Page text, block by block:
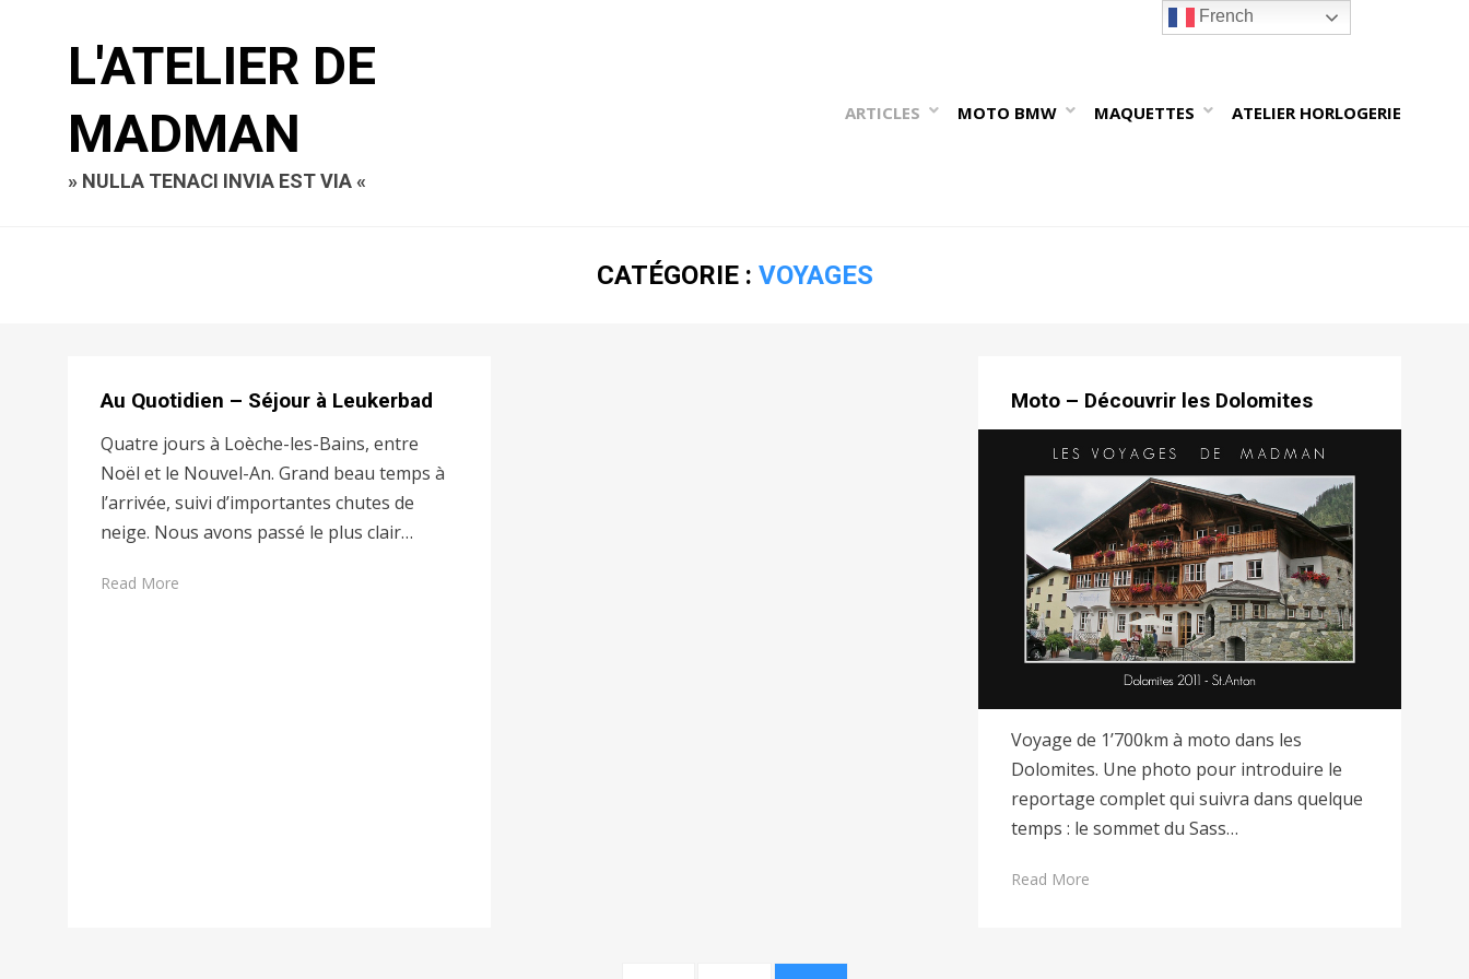
L'ATELIER DE
MADMAN
» NULLA TENACI INVIA EST VIA «
ARTICLES MOTO BMW MAQUETTES ATELIER HORLOGERIE
CATÉGORIE : VOYAGES
Au Quotidien – Séjour à Leukerbad
Quatre jours à Loèche-les-Bains, entre
Noël et le Nouvel-An. Grand beau temps à
l’arrivée, suivi d’importantes chutes de
neige. Nous avons passé le plus clair…
Read More
Moto – Découvrir les Dolomites
Voyage de 1’700km à moto dans les
Dolomites. Une photo pour introduire le
reportage complet qui suivra dans quelque
temps : le sommet du Sass…
Read More
French